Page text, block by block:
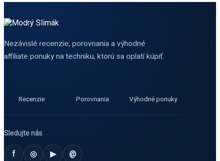
Nezávislé recenzie, porovnania a výhodné
affiliate ponuky na techniku, ktorú sa oplatí kúpiť.
Recenzie Porovnania Výhodné ponuky
Sledujte nás
f ◎ ▶ @